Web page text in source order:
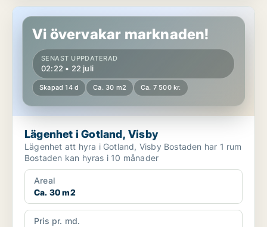
Lägenhet i Gotland, Visby
Vi övervakar marknaden!
SENAST UPPDATERAD
02:22 • 22 juli
Skapad 14 d Ca. 30 m2 Ca. 7 500 kr.
Lägenhet i Gotland, Visby
Lägenhet att hyra i Gotland, Visby Bostaden har 1 rum
Bostaden kan hyras i 10 månader
Areal
Ca. 30 m2
Pris pr. md.